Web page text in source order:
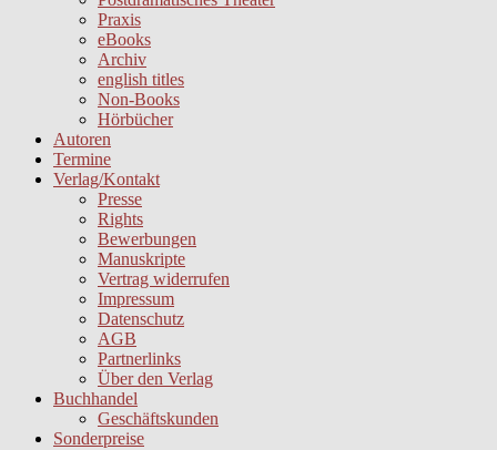
Praxis
eBooks
Archiv
english titles
Non-Books
Hörbücher
Autoren
Termine
Verlag/Kontakt
Presse
Rights
Bewerbungen
Manuskripte
Vertrag widerrufen
Impressum
Datenschutz
AGB
Partnerlinks
Über den Verlag
Buchhandel
Geschäftskunden
Sonderpreise